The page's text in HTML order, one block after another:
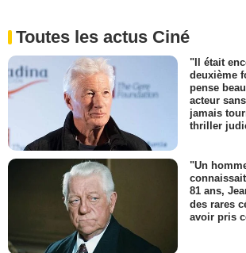
Toutes les actus Ciné
"Il était
deuxième
pense
acteur
jamais
thriller
"Un
81 ans,
des rares
avoir pris